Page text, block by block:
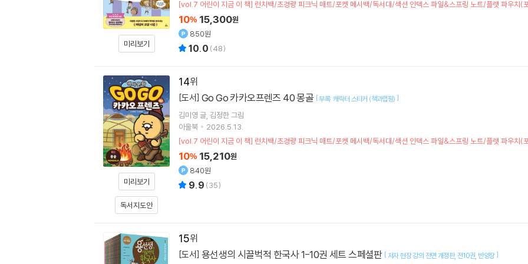
미리보기
[vol.7 어린이 지금 이 책] 런치백/초경량 피크닉 매트/포켓 메시백/독서대/섹션 인덱스 파일&스프링 노트/플랫 파우치(
10% 15,300원
850원
10.0 (48)
14
미리보기
독서지도안
[도서] Go Go 카카오프렌즈 40 몽골 [부록: 캐릭터 스티커 (책과랩핑) ]
김미영 글 김정한그림
아울북
2026.5.13.
[vol.7 어린이 지금 이 책] 런치백/초경량 피크닉 매트/포켓 메시백/독서대/섹션 인덱스 파일&스프링 노트/플랫 파우치(
10% 15,210원
840원
9.9 (35)
15
[도서] 용선생의 시끌벅적 한국사 1-10권 세트 스페셜판 [저자 현장 강의 전면 개정판 전10권 반양장]